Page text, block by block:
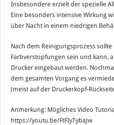
Insbesondere erzielt der spezielle
Eine besonders intensive Wirkung
über Nacht in einem niedrigen
Nach dem Reinigungsprozess
Farbverstopfungen sein und kann,
Drucker eingebaut werden.
dem gesamten Vorgang es
(meist auf der Druckerkopf-
Anmerkung: Mögliches Video
https://youtu.be/FtFIyTybaJw